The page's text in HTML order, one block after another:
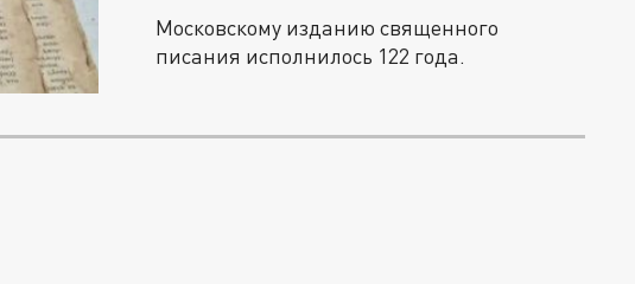
Московскому изданию священного
писания исполнилось 122 года.